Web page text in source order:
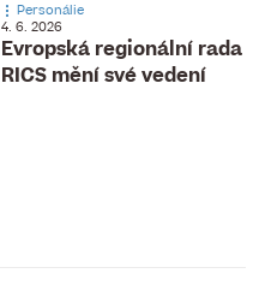
Evropská regionální rada
RICS mění své vedení
Personálie
4. 6. 2026